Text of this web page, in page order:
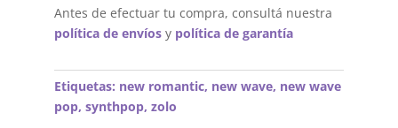
Antes de efectuar tu compra, consultá nuestra
política de envíosy política de garantía
Etiquetas: new romantic, new wave, new wave
pop, synthpop, zolo